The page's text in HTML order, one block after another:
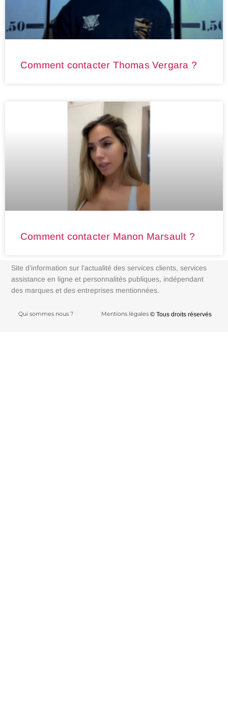
Comment contacter Thomas Vergara ?
Comment contacter Manon Marsault ?
Site d’information sur l’actualité des services clients, services
assistance en ligne et personnalités publiques, indépendant
des marques et des entreprises mentionnées.
Qui sommes nous ? Mentions légales © Tous droits réservés